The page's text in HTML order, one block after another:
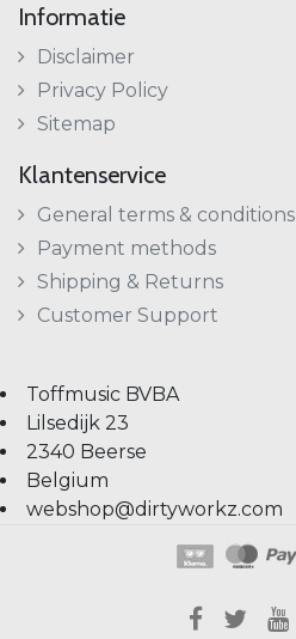
Informatie
Disclaimer
Privacy Policy
Sitemap
Klantenservice
General terms & conditions
Payment methods
Shipping & Returns
Customer Support
Toffmusic BVBA
Lilsedijk 23
2340 Beerse
Belgium
webshop@dirtyworkz.com